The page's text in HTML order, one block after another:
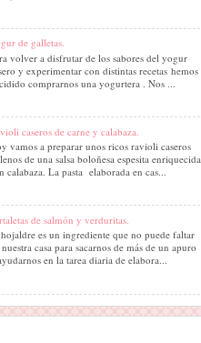
de galletas.
volver a disfrutar de los sabores del yogur
y experimentar con distintas recetas hemos
comprarnos una yogurtera . Nos ...
caseros de carne y calabaza.
vamos a preparar unos ricos ravioli caseros
de una salsa boloñesa espesita enriquecida
calabaza. La pasta elaborada en cas...
de salmón y verduritas.
es un ingrediente que no puede faltar
casa para sacarnos de más de un apuro
en la tarea diaria de elabora...